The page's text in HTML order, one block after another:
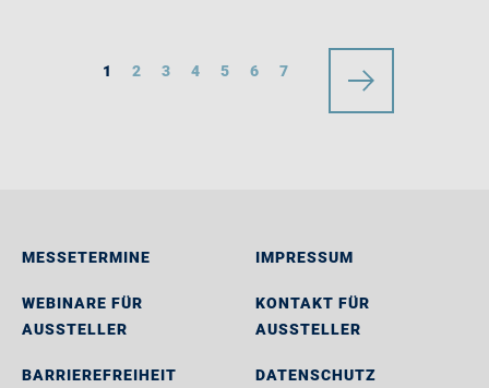
1 2 3 4 5 6 7
MESSETERMINE
WEBINARE FÜR
AUSSTELLER
BARRIEREFREIHEIT
IMPRESSUM
KONTAKT FÜR
AUSSTELLER
DATENSCHUTZ